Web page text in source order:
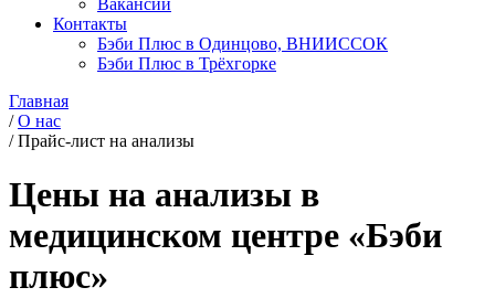
Вакансии
Контакты
Бэби Плюс в Одинцово, ВНИИССОК
Бэби Плюс в Трёхгорке
Главная
/ О нас
/ Прайс-лист на анализы
Цены на анализы в
медицинском центре «Бэби
плюс»